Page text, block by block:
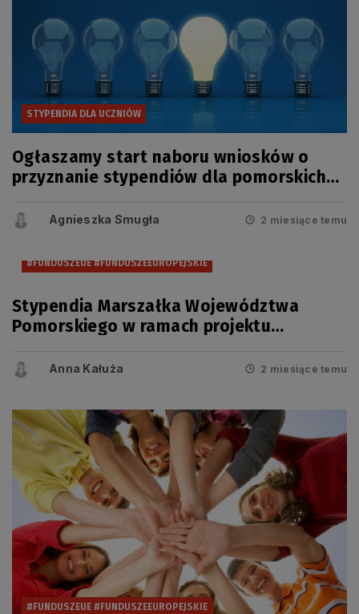
STYPENDIA DLA UCZNIÓW
Ogłaszamy start naboru wniosków o
przyznanie stypendiów dla pomorskich
Agnieszka Smugła 2 miesiące temu
#FUNDUSZEUE #FUNDUSZEEUROPEJSKIE
Stypendia Marszałka Województwa
Pomorskiego w ramach projektu
szkolnictwa zawodowego” na rok
Anna Kałuża 2 miesiące temu
#FUNDUSZEUE #FUNDUSZEEUROPEJSKIE